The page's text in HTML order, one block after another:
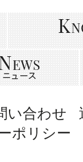
い合わせ
ポリシー